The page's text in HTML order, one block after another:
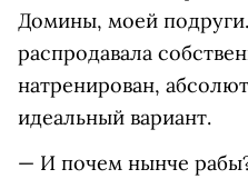
Домины, моей
распродавала
натренирован,
идеальный вариант.
— И почем нынче